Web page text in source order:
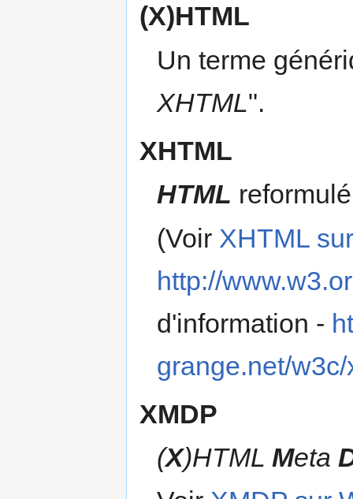
(X)HTML
Un terme
XHTML".
XHTML
HTML
(Voir XHTML
http://
d'information -
grange.net/
XMDP
(X)HTMLMeta